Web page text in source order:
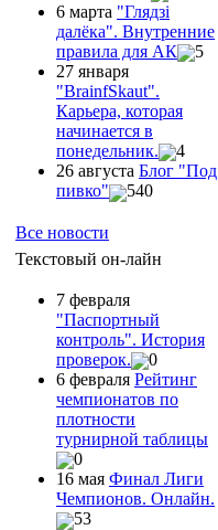
6 марта "Глядзi
далёка". Внутренние
правила для АК
5
27 января
"ВrainfSkaut".
Карьера, которая
начинается в
понедельник.
4
26 августа Блог "Под
пивко"
540
Все новости
Текстовый он-лайн
7 февраля
"Паспортный
контроль". История
проверок.
0
6 февраля Рейтинг
чемпионатов по
плотности
турнирной таблицы
0
16 мая Финал Лиги
Чемпионов. Онлайн.
53